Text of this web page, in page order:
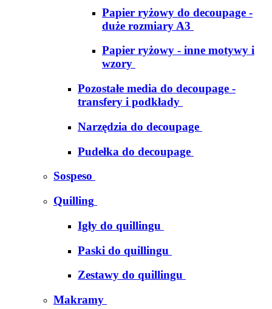
Papier ryżowy do decoupage -
duże rozmiary A3
Papier ryżowy - inne motywy i
wzory
Pozostałe media do decoupage -
transfery i podkłady
Narzędzia do decoupage
Pudełka do decoupage
Sospeso
Quilling
Igły do quillingu
Paski do quillingu
Zestawy do quillingu
Makramy